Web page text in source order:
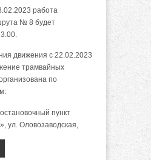
работа
№ 8 будет
движения с 22.02.2023
трамвайных
по
пункт
ул. Оловозаводская,